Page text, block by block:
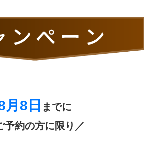
月8日 までに
予約の方に限り／